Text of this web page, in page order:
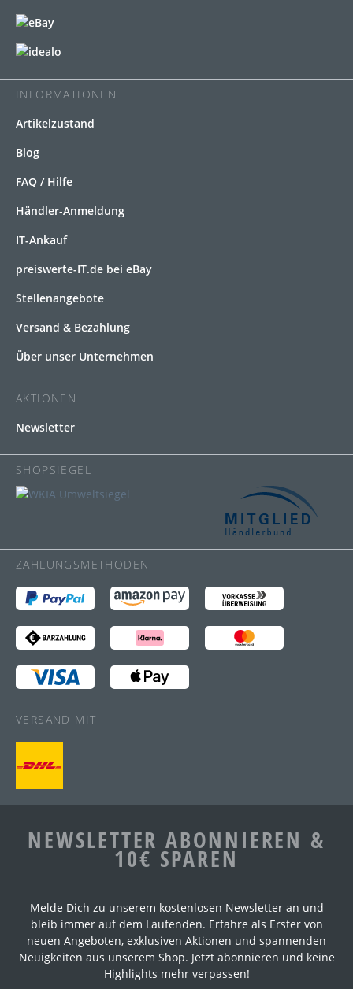
INFORMATIONEN
Artikelzustand
Blog
FAQ / Hilfe
Händler-Anmeldung
IT-Ankauf
preiswerte-IT.de bei eBay
Stellenangebote
Versand & Bezahlung
Über unser Unternehmen
AKTIONEN
Newsletter
SHOPSIEGEL
ZAHLUNGSMETHODEN
VERSAND MIT
NEWSLETTER ABONNIEREN &
10€ SPAREN
Melde Dich zu unserem kostenlosen Newsletter an und
bleib immer auf dem Laufenden. Erfahre als Erster von
neuen Angeboten, exklusiven Aktionen und spannenden
Neuigkeiten aus unserem Shop. Jetzt abonnieren und keine
Highlights mehr verpassen!